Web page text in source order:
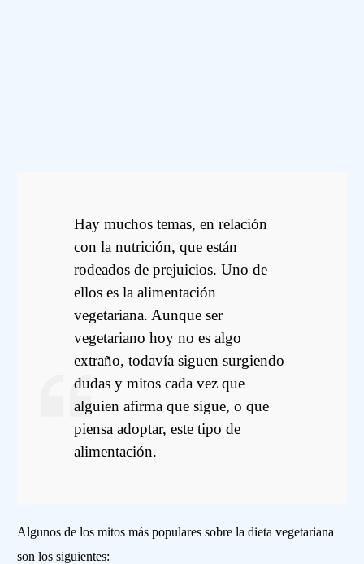
Hay muchos temas, en relación
con la nutrición, que están
rodeados de prejuicios. Uno de
ellos es la alimentación
vegetariana. Aunque ser
vegetariano hoy no es algo
extraño, todavía siguen surgiendo
dudas y mitos cada vez que
alguien afirma que sigue, o que
piensa adoptar, este tipo de
alimentación.
Algunos de los mitos más populares sobre la dieta vegetariana
son los siguientes: